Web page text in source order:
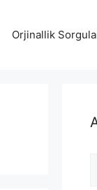
Orjinallik